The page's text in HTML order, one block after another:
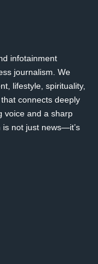
infotainment
journalism. We
lifestyle, spirituality,
connects deeply
voice and a sharp
not just news—it’s